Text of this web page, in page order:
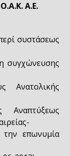
Α.Ε.
συστάσεως
συγχώνευσης
Ανατολικής
Αναπτύξεως
την επωνυμία